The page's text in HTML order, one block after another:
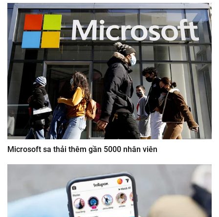
Microsoft sa thải thêm gần 5000 nhân viên